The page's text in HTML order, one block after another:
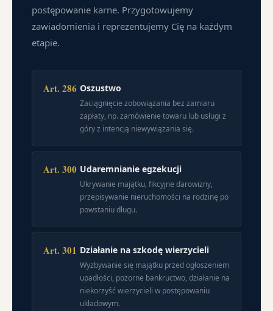
postępowanie karne. Przygotowujemy
zawiadomienia i reprezentujemy Cię na każdym
etapie.
Art. 286 Oszustwo
Zaciągnięcie zobowiązania bez zamiaru
zapłaty, np. zamówienie towaru lub usługi z
góry z intencją niewywiązania się.
Art. 300 Udaremnianie egzekucji
Ukrywanie majątku, fikcyjne darowizny,
przepisywanie nieruchomości na rodzinę po
powstaniu długu.
Art. 301 Działanie na szkodę wierzycieli
Wyzbywanie się majątku przed ogłoszeniem
upadłości, pozorne bankructwo, działanie na
niekorzyść wierzycieli w postępowaniu
układowym.